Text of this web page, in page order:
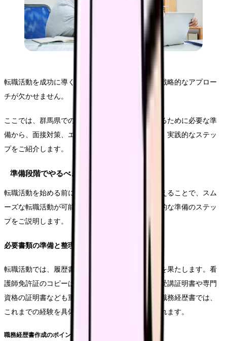
転職活動を成功に導くためには、計画的な準備と戦略的なアプロー
チが欠かせません。
ここでは、群馬県での看護師転職を効果的に進めるために必要な準
備から、面接対策、エージェントの活用方法まで、実践的なステッ
プをご紹介します。
準備段階でやるべきこと
転職活動を始める前に、しっかりとした準備を整えることで、スム
ーズな転職活動が可能になります。ここでは具体的な準備のステッ
プをご説明します。
必要書類の準備と整理
転職活動では、履歴書や職務経歴書が重要な役割を果たします。看
護師免許証のコピーはもちろん、これまでの研修受講証明書や専門
資格の証明書なども重要な書類となります。特に職務経歴書では、
これまでの経験を具体的に記載することが求められます。
職務経歴書作成のポイント